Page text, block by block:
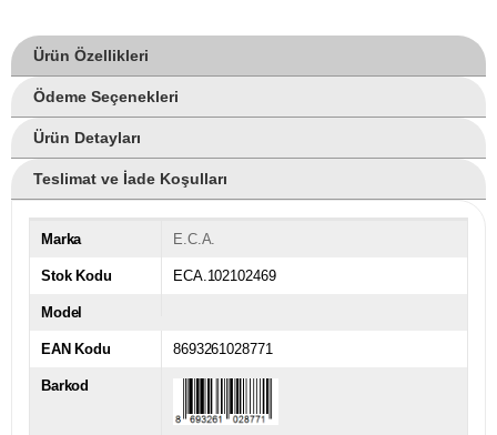
Ürün Özellikleri
Ödeme Seçenekleri
Ürün Detayları
Teslimat ve İade Koşulları
Marka E.C.A.
Stok Kodu ECA.102102469
Model
EAN Kodu 8693261028771
Barkod